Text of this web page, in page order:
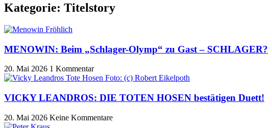
Kategorie: Titelstory
MENOWIN: Beim „Schlager-Olymp“ zu Gast – SCHLAGER?
20. Mai 2026 1 Kommentar
VICKY LEANDROS: DIE TOTEN HOSEN bestätigen Duett!
20. Mai 2026 Keine Kommentare